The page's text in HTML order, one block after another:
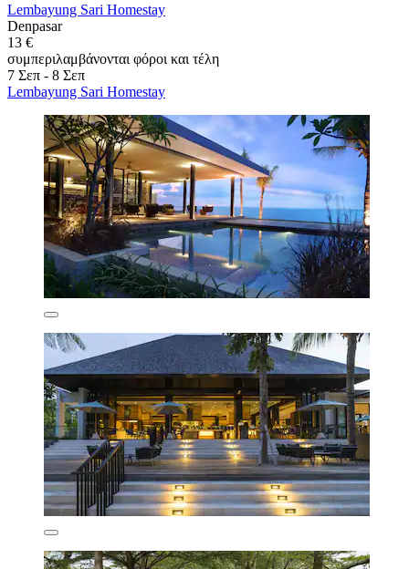
Lembayung Sari Homestay
Denpasar
13 €
συμπεριλαμβάνονται φόροι και τέλη
7 Σεπ - 8 Σεπ
Lembayung Sari Homestay